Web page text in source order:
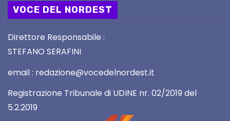
VOCE DEL NORDEST
Direttore Responsabile :
STEFANO SERAFINI
email : redazione@vocedelnordest.it
Registrazione Tribunale di UDINE nr. 02/2019 del
5.2.2019